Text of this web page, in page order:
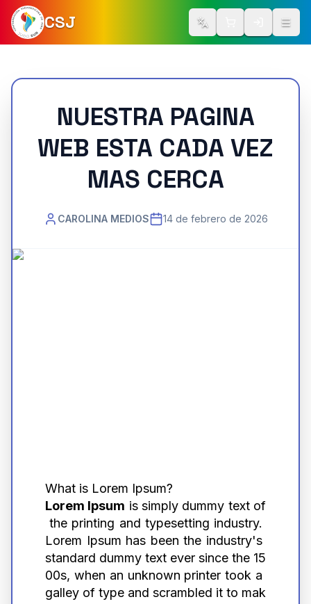
CSJ Cambiar idiomaIniciarAbrir
NUESTRA PAGINA
WEB ESTA CADA VEZ
MAS CERCA
CAROLINA MEDIOS 14 de febrero de 2026
What is Lorem Ipsum?
Lorem Ipsum is simply dummy text of
the printing and typesetting industry.
Lorem Ipsum has been the industry's
standard dummy text ever since the 15
00s, when an unknown printer took a
galley of type and scrambled it to mak